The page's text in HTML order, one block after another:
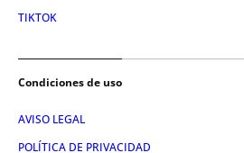
TIKTOK
Condiciones de uso
AVISO LEGAL
POLÍTICA DE PRIVACIDAD